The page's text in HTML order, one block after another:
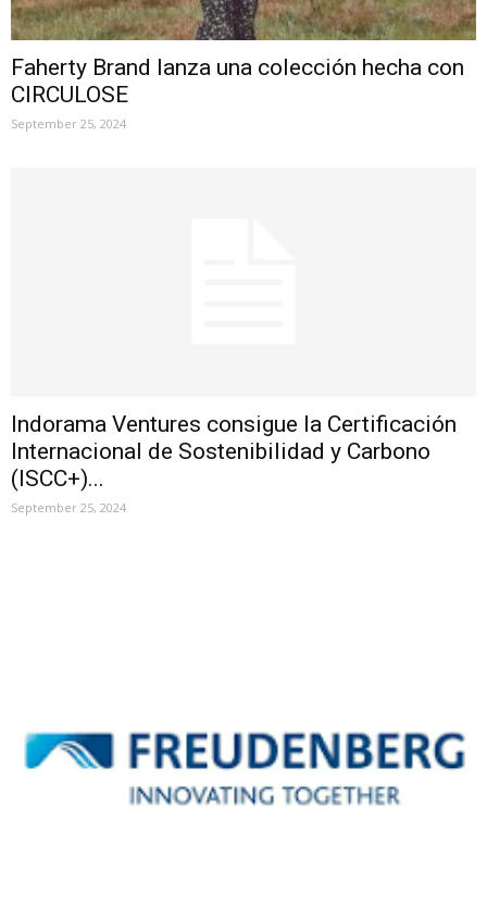
Faherty Brand lanza una colección hecha con
CIRCULOSE
September 25, 2024
Indorama Ventures consigue la Certificación
Internacional de Sostenibilidad y Carbono
(ISCC+)...
September 25, 2024